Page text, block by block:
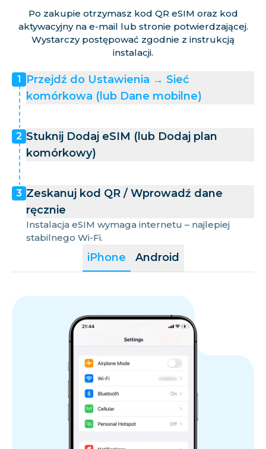
Po zakupie otrzymasz kod QR eSIM oraz kod
aktywacyjny na e-mail lub stronie potwierdzającej.
Wystarczy postępować zgodnie z instrukcją
instalacji.
iPhone Android
1
Przejdź do Ustawienia → Sieć
komórkowa (lub Dane mobilne)
2 Stuknij Dodaj eSIM (lub Dodaj plan
komórkowy)
3 Zeskanuj kod QR / Wprowadź dane
ręcznie
Instalacja eSIM wymaga internetu – najlepiej
stabilnego Wi-Fi.